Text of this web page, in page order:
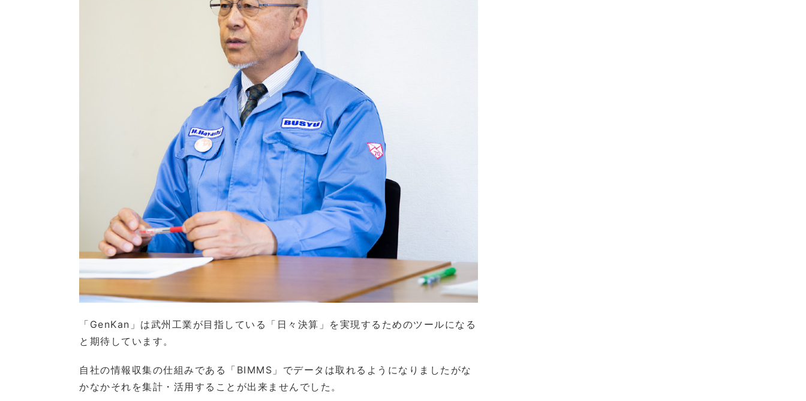
「GenKan」は武州工業が目指している「日々決算」を実現するためのツールになる
と期待しています。
自社の情報収集の仕組みである「BIMMS」でデータは取れるようになりましたがな
かなかそれを集計・活用することが出来ませんでした。